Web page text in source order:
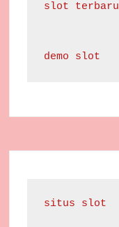
slot terbaru
demo slot
situs slot